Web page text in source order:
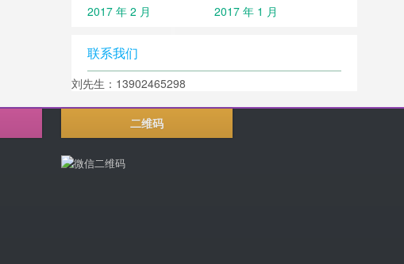
2017 年 2 月
2017 年 1 月
联系我们
刘先生：13902465298
二维码